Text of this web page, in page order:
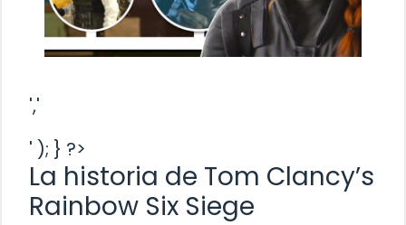
','
' ); } ?>
La historia de Tom Clancy’s
Rainbow Six Siege